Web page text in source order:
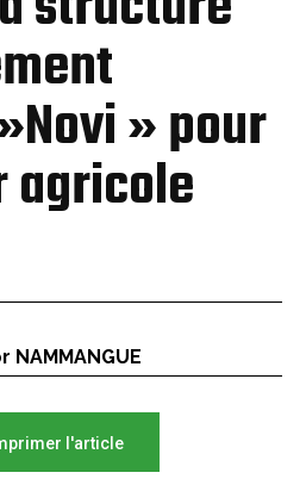
» pour
agricole
NAMMANGUE
l'article